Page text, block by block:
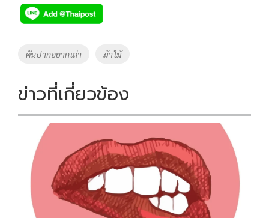
e
b
o
k
tt
er
p
y
Li
k
Tags
คันปากอยากเล่า ม้าไม้
ข่าวที่เกี่ยวข้อง